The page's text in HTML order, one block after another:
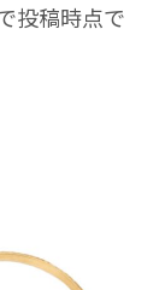
投稿時点で